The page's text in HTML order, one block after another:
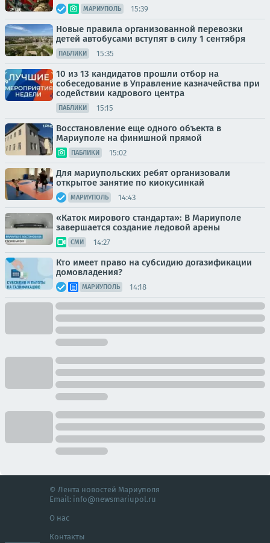
МАРИУПОЛЬ 15:39
Новые правила организованной перевозки
детей автобусами вступят в силу 1 сентября
ПАБЛИКИ 15:35
10 из 13 кандидатов прошли отбор на
собеседование в Управление казначейства при
содействии кадрового центра
ПАБЛИКИ 15:15
Восстановление еще одного объекта в
Мариуполе на финишной прямой
ПАБЛИКИ 15:02
Для мариупольских ребят организовали
открытое занятие по киокусинкай
МАРИУПОЛЬ 14:43
«Каток мирового стандарта»: В Мариуполе
завершается создание ледовой арены
СМИ 14:27
Кто имеет право на субсидию догазификации
домовладения?
МАРИУПОЛЬ 14:18
© Лента новостей Мариуполя
Email: info@newsmariupol.ru
О нас
Контакты